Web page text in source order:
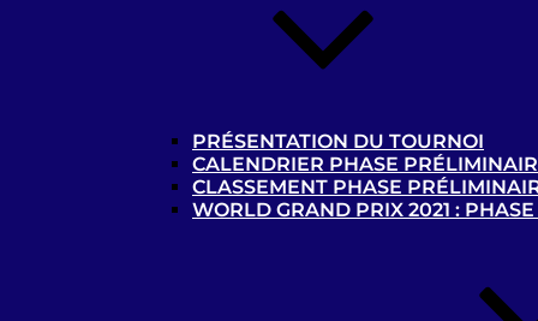
PRÉSENTATION DU TOURNOI
CALENDRIER PHASE
CLASSEMENT PHASE
WORLD GRAND PRIX 2021 :
0 - 1
« 1 2 3 4 »